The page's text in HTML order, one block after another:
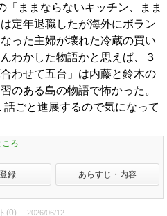
「ままならないキッチン、まま
定年退職したが海外にボラン
った主婦が壊れた冷蔵の買い
わかした物語かと思えば、３
わせて五台」は内藤と鈴木の
のある島の物語で怖かった。
ごと進展するので気になって
ろ
録 あらすじ・内容
(0) 2026/06/12